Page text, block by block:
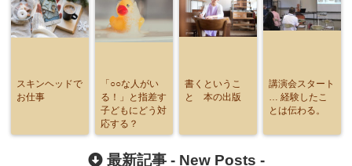
スキンヘッドで
お仕事
「○○な人がい
る！」と指差す
子どもにどう対
応する？
書くというこ
と 本の出版
講演会スタート
… 経験したこ
とは伝わる。
最新記事 - New Posts -